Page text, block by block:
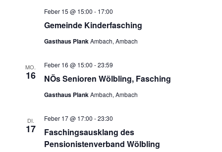
Gemeinde Kinderfasching
Feber 15 @ 15:00 - 17:00
Gasthaus PlankAmbach, Ambach
MO.
16 NÖs Senioren Wölbling, Fasching
Feber 16 @ 15:00 -23:59
Gasthaus PlankAmbach, Ambach
DI.
17
Faschingsausklang des
Pensionistenverband Wölbling
Feber 17 @ 17:00 -23:30